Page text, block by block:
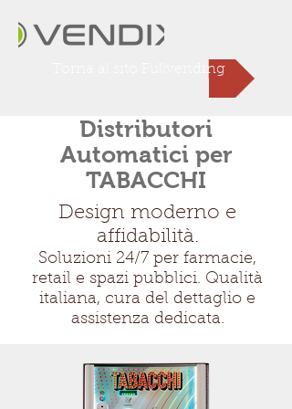
Torna al sito Fullvending
Distributori
Automatici per
TABACCHI
Design moderno e
affidabilità.
Soluzioni 24/7 per farmacie,
retail e spazi pubblici. Qualità
italiana, cura del dettaglio e
assistenza dedicata.